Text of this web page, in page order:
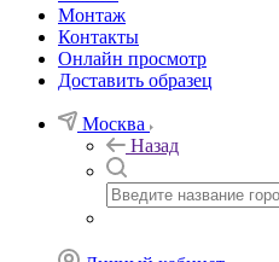
Монтаж
Контакты
Онлайн просмотр
Доставить образец
Москва
Назад